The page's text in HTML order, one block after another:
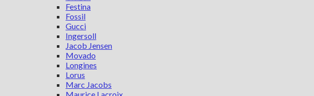
Festina
Fossil
Gucci
Ingersoll
Jacob Jensen
Movado
Longines
Lorus
Marc Jacobs